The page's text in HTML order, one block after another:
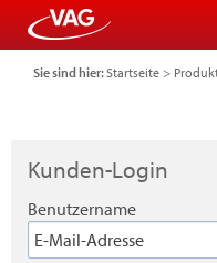
Tickets für Bus und
Parkberechtigung für
FAQ
Sie sind hier:Startseite >
Kunden-Login
Benutzername